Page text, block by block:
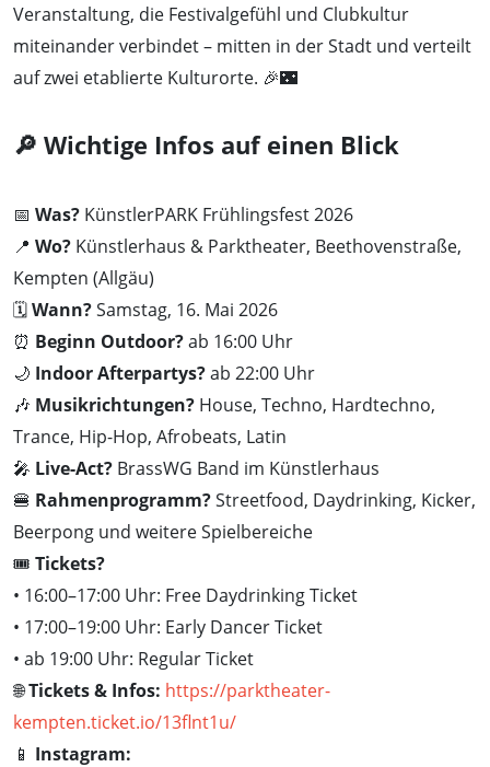
Veranstaltung, die Festivalgefühl und Clubkultur
miteinander verbindet – mitten in der Stadt und verteilt
auf zwei etablierte Kulturorte. 🎉🌃
🔎 Wichtige Infos auf einen Blick
📅 Was? KünstlerPARK Frühlingsfest 2026
📍 Wo? Künstlerhaus & Parktheater, Beethovenstraße,
Kempten (Allgäu)
🗓️Wann?Samstag, 16. Mai 2026
⏰ Beginn Outdoor?ab 16:00 Uhr
🌙 Indoor Afterpartys?ab 22:00 Uhr
🎶 Musikrichtungen? House, Techno, Hardtechno,
Trance, Hip-Hop, Afrobeats, Latin
🎤 Live-Act? BrassWG Band im Künstlerhaus
🍔 Rahmenprogramm?Streetfood, Daydrinking, Kicker,
Beerpong und weitere Spielbereiche
🎟️ Tickets?
• 16:00–17:00 Uhr: Free Daydrinking Ticket
• 17:00–19:00 Uhr: Early Dancer Ticket
• ab 19:00 Uhr: Regular Ticket
🌐Tickets & Infos: https://parktheater-
kempten.ticket.io/13flnt1u/
📱 Instagram: